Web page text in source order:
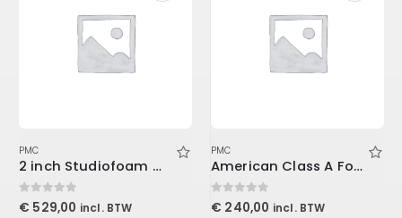
PMC
2 inch Studiofoam Wedge, 12-Pack 12-61x122cm panel, Burgundy
0out of 5
€ 529,00 incl. BTW
PMC
American Class A For Console1
0out of 5
€ 240,00 incl. BTW